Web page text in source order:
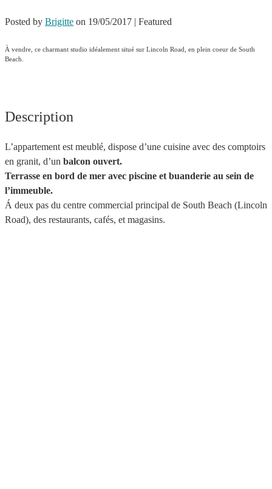
Posted by Brigitte on 19/05/2017 | Featured
À vendre, ce charmant studio idéalement situé sur Lincoln Road, en plein coeur de South
Beach.
Description
L’appartement est meublé, dispose d’une cuisine avec des comptoirs
en granit, d’un balcon ouvert.
Terrasse en bord de mer avec piscine et buanderie au sein de
l’immeuble.
Á deux pas du centre commercial principal de South Beach (Lincoln
Road), des restaurants, cafés, et magasins.